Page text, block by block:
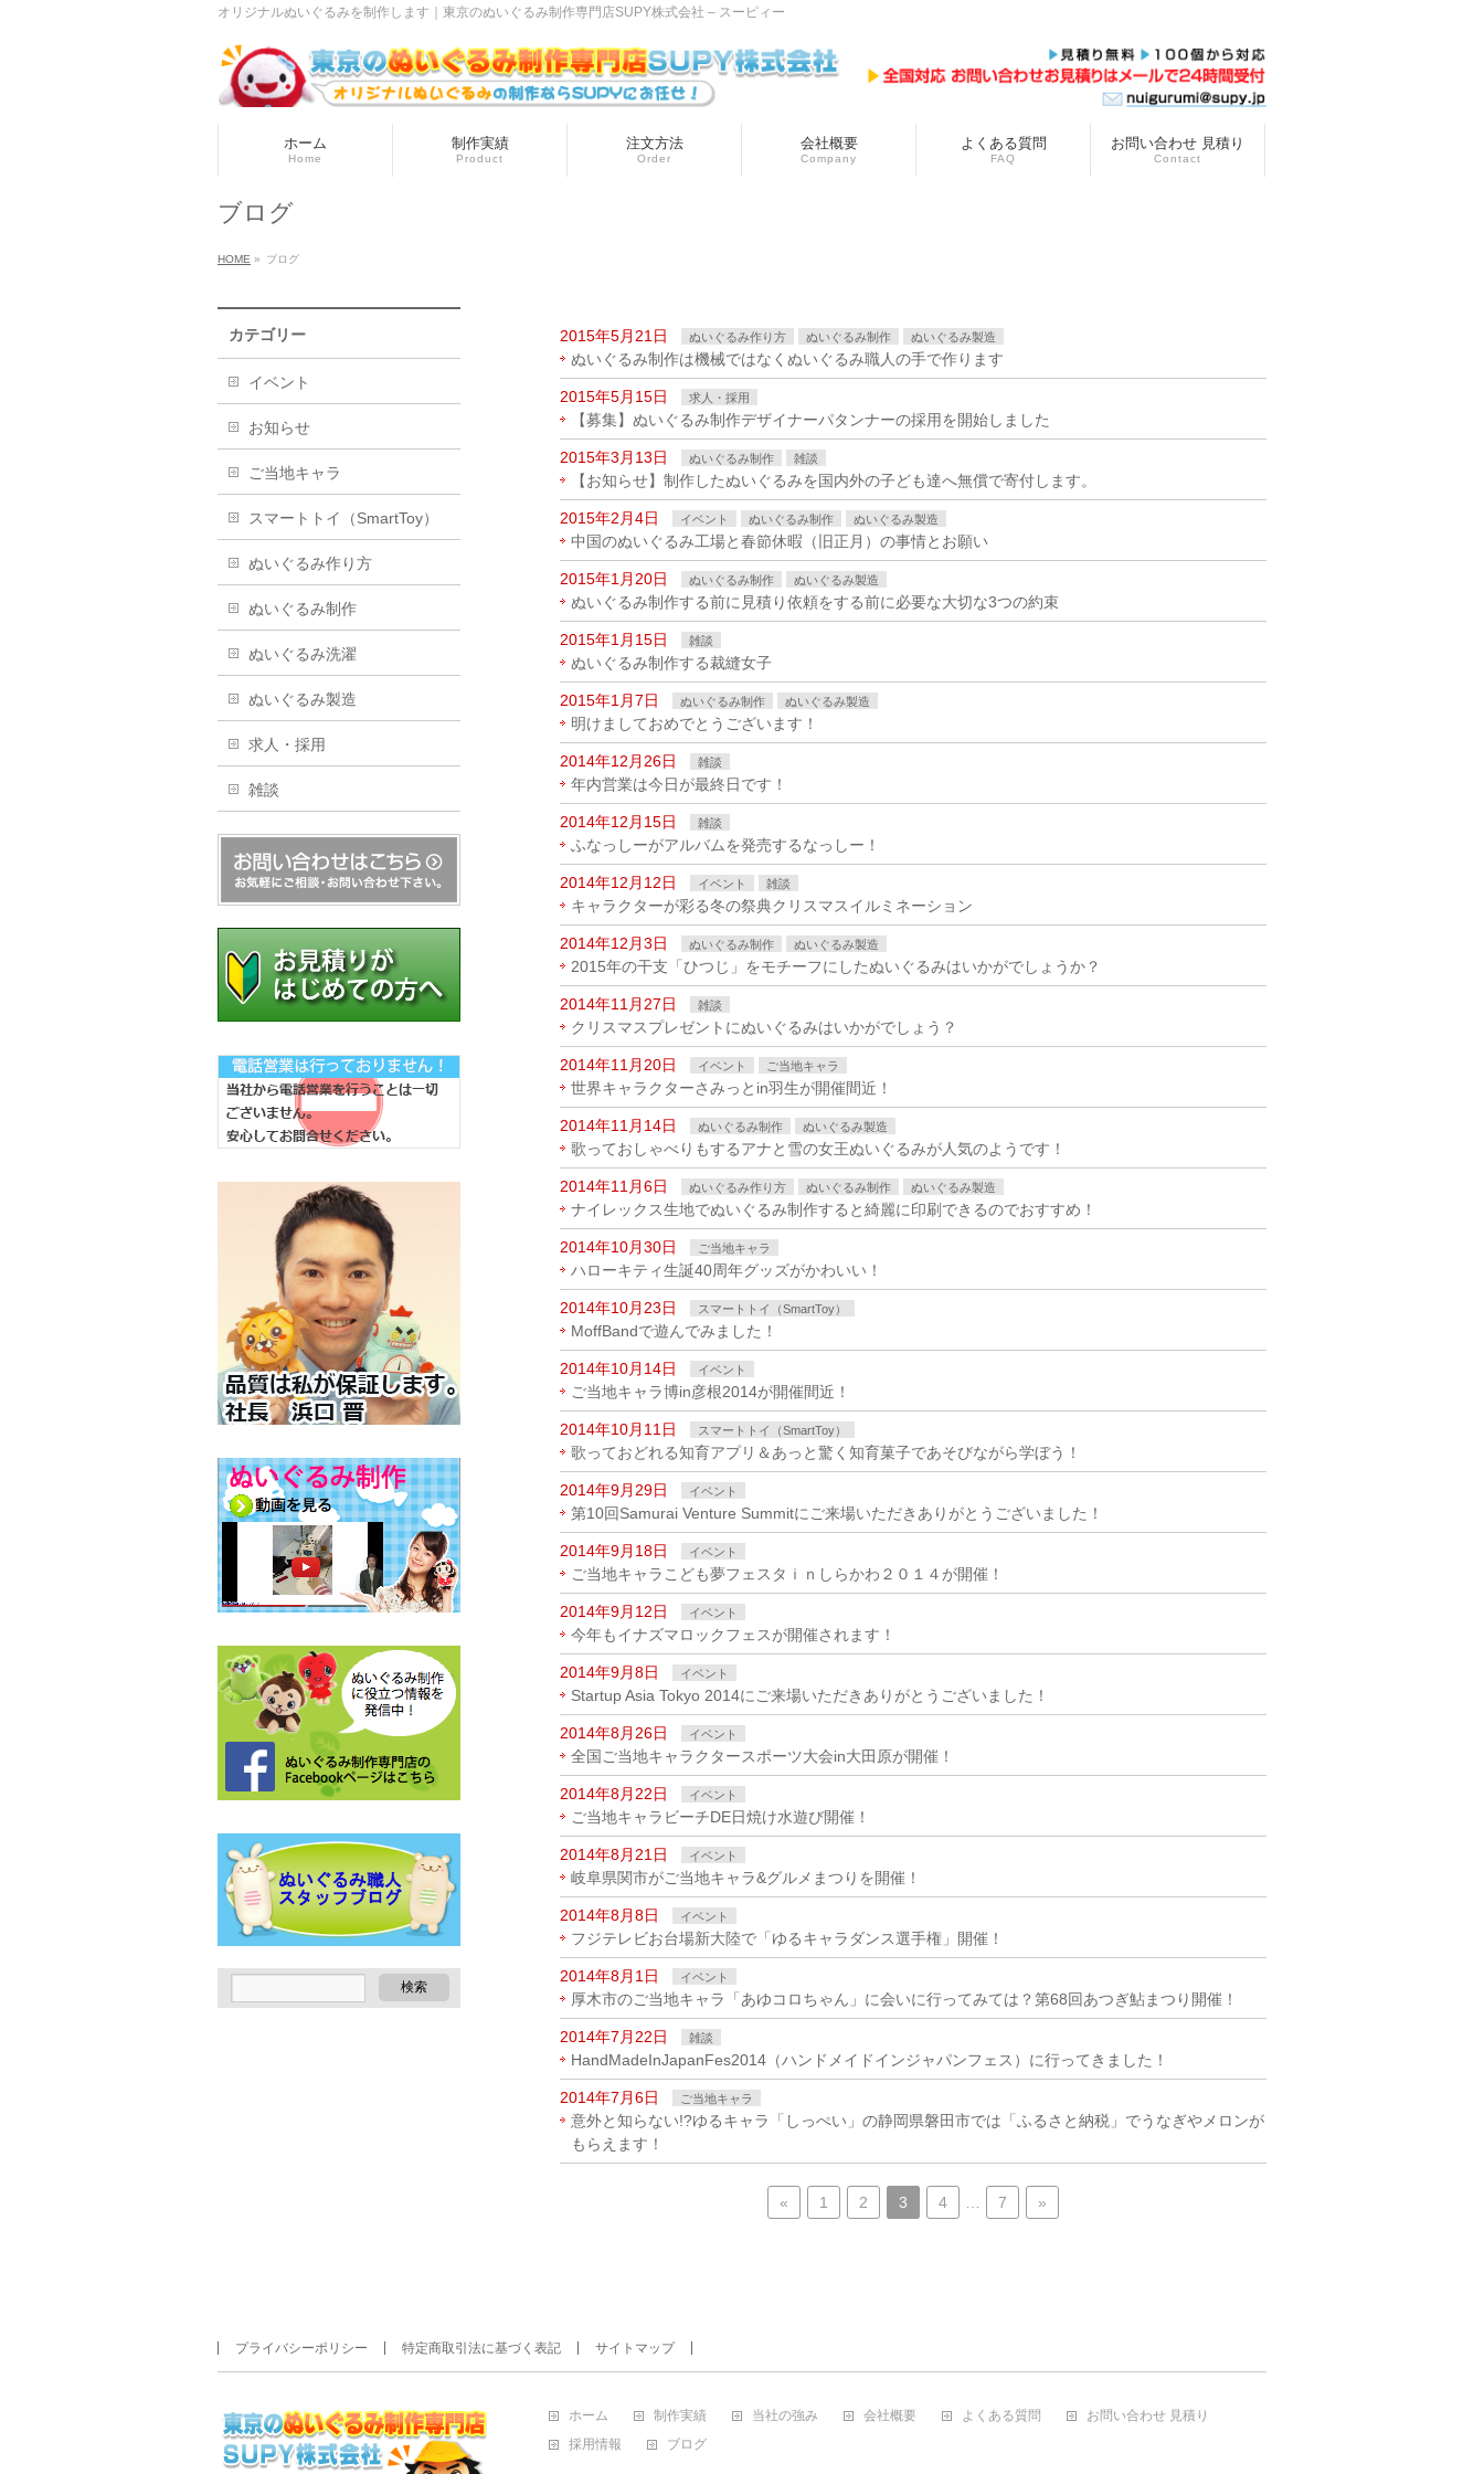
オリジナルぬいぐるみを制作します｜東京のぬいぐるみ制作専門店SUPY株式会社 – スーピィー
ホーム
Home
制作実績
Product
注文方法
Order
会社概要
Company
よくある質問
FAQ
お問い合わせ 見積り
Contact
ブログ
HOME » ブログ
2015年5月21日 ぬいぐるみ作り方 ぬいぐるみ制作 ぬいぐるみ製造
ぬいぐるみ制作は機械ではなくぬいぐるみ職人の手で作ります
2015年5月15日 求人・採用
【募集】ぬいぐるみ制作デザイナーパタンナーの採用を開始しました
2015年3月13日 ぬいぐるみ制作 雑談
【お知らせ】制作したぬいぐるみを国内外の子ども達へ無償で寄付します。
2015年2月4日 イベント ぬいぐるみ制作 ぬいぐるみ製造
中国のぬいぐるみ工場と春節休暇（旧正月）の事情とお願い
2015年1月20日 ぬいぐるみ制作 ぬいぐるみ製造
ぬいぐるみ制作する前に見積り依頼をする前に必要な大切な3つの約束
2015年1月15日 雑談
ぬいぐるみ制作する裁縫女子
2015年1月7日 ぬいぐるみ制作 ぬいぐるみ製造
明けましておめでとうございます！
2014年12月26日 雑談
年内営業は今日が最終日です！
2014年12月15日 雑談
ふなっしーがアルバムを発売するなっしー！
2014年12月12日 イベント 雑談
キャラクターが彩る冬の祭典クリスマスイルミネーション
2014年12月3日 ぬいぐるみ制作 ぬいぐるみ製造
2015年の干支「ひつじ」をモチーフにしたぬいぐるみはいかがでしょうか？
2014年11月27日 雑談
クリスマスプレゼントにぬいぐるみはいかがでしょう？
2014年11月20日 イベント ご当地キャラ
世界キャラクターさみっとin羽生が開催間近！
2014年11月14日 ぬいぐるみ制作 ぬいぐるみ製造
歌っておしゃべりもするアナと雪の女王ぬいぐるみが人気のようです！
2014年11月6日 ぬいぐるみ作り方 ぬいぐるみ制作 ぬいぐるみ製造
ナイレックス生地でぬいぐるみ制作すると綺麗に印刷できるのでおすすめ！
2014年10月30日 ご当地キャラ
ハローキティ生誕40周年グッズがかわいい！
2014年10月23日 スマートトイ（SmartToy）
MoffBandで遊んでみました！
2014年10月14日 イベント
ご当地キャラ博in彦根2014が開催間近！
2014年10月11日 スマートトイ（SmartToy）
歌っておどれる知育アプリ＆あっと驚く知育菓子であそびながら学ぼう！
2014年9月29日 イベント
第10回Samurai Venture Summitにご来場いただきありがとうございました！
2014年9月18日 イベント
ご当地キャラこども夢フェスタｉｎしらかわ２０１４が開催！
2014年9月12日 イベント
今年もイナズマロックフェスが開催されます！
2014年9月8日 イベント
Startup Asia Tokyo 2014にご来場いただきありがとうございました！
2014年8月26日 イベント
全国ご当地キャラクタースポーツ大会in大田原が開催！
2014年8月22日 イベント
ご当地キャラビーチDE日焼け水遊び開催！
2014年8月21日 イベント
岐阜県関市がご当地キャラ&グルメまつりを開催！
2014年8月8日 イベント
フジテレビお台場新大陸で「ゆるキャラダンス選手権」開催！
2014年8月1日 イベント
厚木市のご当地キャラ「あゆコロちゃん」に会いに行ってみては？第68回あつぎ鮎まつり開催！
2014年7月22日 雑談
HandMadeInJapanFes2014（ハンドメイドインジャパンフェス）に行ってきました！
2014年7月6日 ご当地キャラ
意外と知らない!?ゆるキャラ「しっぺい」の静岡県磐田市では「ふるさと納税」でうなぎやメロンが
もらえます！
« 1 2 3 4 7 »
カテゴリー
イベント
お知らせ
ご当地キャラ
スマートトイ（SmartToy）
ぬいぐるみ作り方
ぬいぐるみ制作
ぬいぐるみ洗濯
ぬいぐるみ製造
求人・採用
雑談
プライバシーポリシー 特定商取引法に基づく表記 サイトマップ
ホーム 制作実績 当社の強み 会社概要 よくある質問
お問い合わせ 見積り
採用情報
ブログ